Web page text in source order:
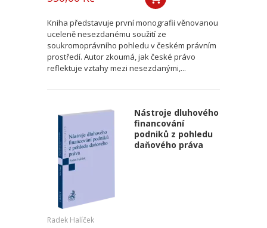
Kniha představuje první monografii věnovanou
uceleně nesezdanému soužití ze
soukromoprávního pohledu v českém právním
prostředí. Autor zkoumá, jak české právo
reflektuje vztahy mezi nesezdanými,...
Nástroje dluhového
financování
podniků z pohledu
daňového práva
Radek Halíček